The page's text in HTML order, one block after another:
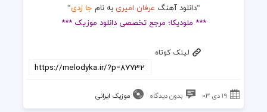
“دانلود آهنگ عرفان امیری به نام جا زدی“
*** ملودیکا؛ مرجع تخصصی دانلود موزیک ***
لینک کوتاه
۱۹ دی ۰۳ بدون دیدگاه موزیک ایرانی